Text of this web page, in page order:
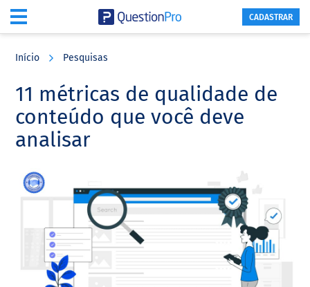
content
sidebar
CADASTRAR
Início Pesquisas
11 métricas de qualidade de
conteúdo que você deve
analisar